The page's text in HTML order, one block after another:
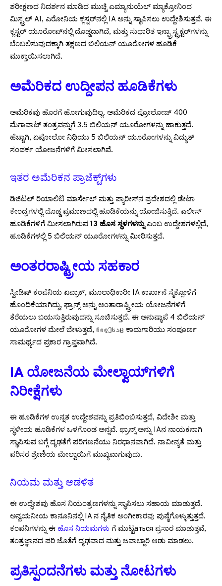
ಶರೀಕ್ಷಣದ ನಿದರ್ಶನ ಮಾಡಿದ ಮುಚ್ಚಿ ಎಮ್ಯಾನುಯೆಲ್ ಮ್ಯಾಕ್ರೋನಿಂದ
ಮಿಸ್ಟ್ರಲ್ AI, ಎರೋನಿಯ ಕ್ಲಸ್ಟರ್‌ನಲ್ಲಿ IA ಅನ್ನು ಸ್ಥಾಪಿಸಲು ಉದ್ದೇಶಿಸುತ್ತವೆ. ಈ
ಕ್ಲಸ್ಟರ್ ಯೂರೋಪ್‌ನಲ್ಲಿ ದೊಡ್ಡದಾಗಿದೆ, ಮತ್ತು ಸುಧಾರಿತ ಇನ್ಫ್ರಾಸ್ಟ್ರಕ್ಟರ್‌ಗಳನ್ನು
ಬೆಂಬಲಿಸುವುದಕ್ಕಾಗಿ ತಕ್ಷಣದ ಬಿಲಿಯನ್ ಯೂರೋಗಳ ಹೂಡಿಕೆ
ಮುಕ್ತಾಯಿಸಲಾಗಿದೆ.
ಅಮೆರಿಕದ ಉದ್ದೀಪನ ಹೂಡಿಕೆಗಳು
ಅಮೆರಿಕವು ಹೊರಗೆ ಹೋಗುವುದಿಲ್ಲ. ಅಮೆರಿಕದ ಪ್ರೋಲೋಜ್ 400
ಮೆಗಾವಾಟ್ ತಂತ್ರವನ್ನು‌ಗೆ 3.5 ಬಿಲಿಯನ್ ಯೂರೋಗಳನ್ನು ಹಾಕುತ್ತದೆ.
ಹೆಚ್ಚಾಗಿ, ಏಪೋಲೋ ನಿಧಿಯು 5 ಬಿಲಿಯನ್ ಯೂರೋಗಳನ್ನು ವಿದ್ಯುತ್
ಸಂಪರ್ಕ ಯೋಜನೆಗಳಿಗೆ ಮೀಸಲಾಗಿವೆ.
ಇತರ ಅಮೆರಿಕನ ಪ್ರಾಜೆಕ್ಟ್‌ಗಳು
ಡಿಜಿಟಲ್ ರಿಯಾಲಿಟಿ ಮಾರ್ಸೇಲ್ ಮತ್ತು ಪ್ಯಾರೀಸ್‌ನ ಪ್ರದೇಶದಲ್ಲಿ ಡೇಟಾ
ಕೇಂದ್ರಗಳಲ್ಲಿ ದೊಡ್ಡ ಪ್ರಮಾಣದಲ್ಲಿ ಹೂಡಿಕೆಯನ್ನು ಯೋಜಿಸುತ್ತಿದೆ. ಎಲೀಸ್
ಹೂಡಿಕೆಗಳಿಗೆ ಮೀಸಲಾಗಿರುವ 13 ಹೊಸ ಸ್ಥಳಗಳನ್ನುಎಂಬ ಉದ್ದೇಶಗಳಲ್ಲಿದೆ,
ಹೂಡಿಕೆಗಳಲ್ಲಿ 5 ಬಿಲಿಯನ್ ಯೂರೋಗಳನ್ನು ಮೀರಿಸುತ್ತದೆ.
ಅಂತರರಾಷ್ಟ್ರೀಯ ಸಹಕಾರ
ಸ್ವೀಡಿಷ್ ಕಂಪೆನಿಯ ಏವ್ರಾಕ್, ಮೂಲಾಧಿಕಾರೀ IA ಕಾರ್ಖಾನೆ ಸ್ಮೆಕ್ಸೋಳಿಗೆ
ಹೊಂದಿಕೆಯಾಗಿದ್ದು, ಫ್ರಾನ್ಸ್ ಅನ್ನು ಅಂತಾರಾಷ್ಟ್ರೀಯ ಯೋಜನೆಗಳಿಗೆ
ತೆರೆಯಲು ಬಯಸುತ್ತಿರುವುದನ್ನು ಸೂಚಿಸುತ್ತದೆ. ಈ ಅನುಷ್ಠಾಪೆ 4 ಬಿಲಿಯನ್
ಯೂರೋಗಳ ಮೇಲೆ ಬೇಳುತ್ತದೆ, როდესაც ಕಾಮಗಾರಿಯು ಸಂಪೂರ್ಣ
ಸಾಮರ್ಥ್ಯದ ಪ್ರಕಾರ ಗ್ರಾಫ್ತವಾಗಿದೆ.
IA ಯೋಜನೆಯ ಮೇಲ್ವಾಯ್‌ಗಳಿಗೆ
ನಿರೀಕ್ಷೆಗಳು
ಈ ಹೂಡಿಕೆಗಳ ಉನ್ನತ ಉದ್ದೇಶವನ್ನು ಪ್ರತಿಬಿಂಬಿಸುತ್ತದೆ, ವಿದೇಶೀ ಮತ್ತು
ಸ್ಥಳೀಯ ಹೂಡಿಕೆಗಳ ಒಳಗೊಂಡ ಅನ್ನವೆ. ಫ್ರಾನ್ಸ್ ಅನ್ನು IAನ ನಾಯಕನಾಗಿ
ಸ್ಥಾಪಿಸುವ ಬಗ್ಗೆ ದೃಢತೆಗೆ ಪರಿಗಣನೆಯು ನಿರಧಾನವಾಗಿದೆ. ನಾವೀನ್ಯತೆ ಮತ್ತು
ಪರಿಸರ ಶ್ರೇಣಿಯ ಮೇಲ್ವಾಯಿಗೆ ಮುಖ್ಯವಾಗುವುದು.
ನಿಯಮ ಮತ್ತು ಆಡಳಿತ
ಈ ಉದ್ಧೇಶವು ಹೊಸ ನಿಯಂತ್ರಣಗಳನ್ನು ಸ್ಥಾಪಿಸಲು ಸಹಾಯ ಮಾಡುತ್ತದೆ.
ಅನ್ವಯನೀಯ ಕಾನೂನಿನಲ್ಲಿ IA ನ ನೈತಿಕ ಅಂಗೀಕಾರವು ಪುಷ್ಠೆಗೊಳ್ಳುತ್ತುತ್ತದೆ.
ಕಂಪನಿಗಳನ್ನು ಈ ಹೊಸ ನಿಯಮಗಳು ಗೆ ಮುಟ್ಟаться ಪ್ರಸಾರ ಮಾಡುತ್ತವೆ,
ತಂತ್ರಜ್ಞಾನದ ಪರಿ ಜೊತೆಗೆ ದೃಢವಾದ ಮತ್ತು ಜವಾಬ್ದಾರಿ ಆಡು ಮಾಡಲು.
ಪ್ರತಿಸ್ಪಂದನೆಗಳು ಮತ್ತು ನೋಟಗಳು